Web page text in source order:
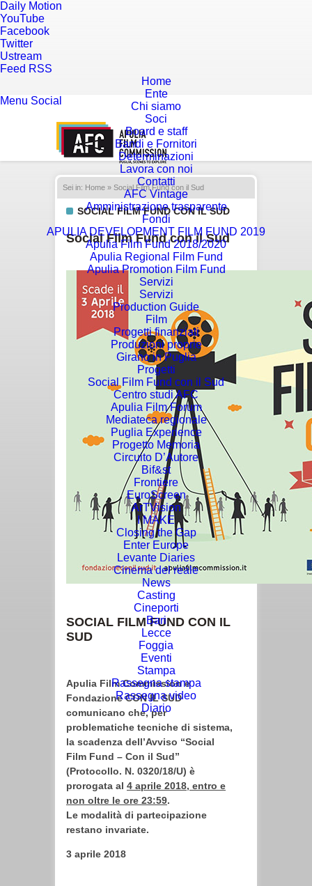
Daily Motion
YouTube
Facebook
Twitter
Ustream
Feed RSS
Home
Ente
Chi siamo
Soci
Board e staff
Bandi e Fornitori
Determinazioni
Lavora con noi
Contatti
AFC Vintage
Amministrazione trasparente
Fondi
APULIA DEVELOPMENT FILM FUND 2019
Apulia Film Fund 2018/2020
Apulia Regional Film Fund
Apulia Promotion Film Fund
Servizi
Servizi
Production Guide
Film
Progetti finanziati
Produzioni proprie
Girano in Puglia
Progetti
Social Film Fund con il Sud
Centro studi AFC
Apulia Film Forum
Mediateca regionale
Puglia Experience
Progetto Memoria
Circuito D’Autore
Bif&st
Frontiere
EuroScreen
ArTVision
I MAKE
Closing the Gap
Enter Europe
Levante Diaries
Cinema del reale
News
Casting
Cineporti
Bari
Lecce
Foggia
Eventi
Stampa
Rassegna stampa
Rassegna video
Diario
Menu Social
Sei in: Home » Social Film Fund con il Sud
SOCIAL FILM FUND CON IL SUD
Social Film Fund con il Sud
SOCIAL FILM FUND CON IL
SUD
Apulia Film Commission e
Fondazione CON IL SUD
comunicano che, per
problematiche tecniche di sistema,
la scadenza dell’Avviso “Social
Film Fund – Con il Sud”
(Protocollo. N. 0320/18/U) è
prorogata al 4 aprile 2018, entro e
non oltre le ore 23:59.
Le modalità di partecipazione
restano invariate.
3 aprile 2018